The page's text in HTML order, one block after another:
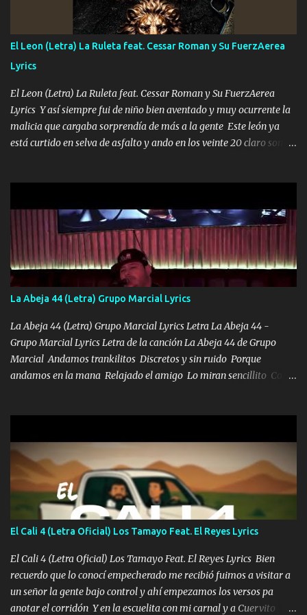
ahí está el Hombre Cuarenta y también Pariente 7 arreglan
cualquier problema no más es cuestión que ordené NOS HACE
FALTA UN HERMANO DE CLAVE ERA EL 24 SIEMPRE FUE UN
HOMBRE VALIENTE POR ALGO M'URIÓ PELEAND0 SIEMPRE
VIO POR LA FAMILIA PARA QUE SIGA EL LEGADO Es el DOS de
los HERMANOS un cerebro inteligente y com...
El Leon (Letra) La Ruleta feat. Cessar Roman y Su FuerzAerea
Lyrics
El Leon (Letra) La Ruleta feat. Cessar Roman y Su FuerzAerea
Lyrics Y así siempre fui de niño bien aventado y muy ocurrente la
malicia que cargaba sorprendía de más a la gente Este león ya
está curtido en selva de asfalto y ando en los veinte 20 claro son
pa más pues hay charola les voy a dar hasta topar pues no hay de
otra Música Surcando bien mi camino voy por mi línea no veo a
los lados aquel que no corre vuela no se me duerm voy chicoteado
Ya pasé varias hazañas ya tienen rato que me agarran el colmillo
de este León los estatales no sé esperaron Al tiro esta la PrimiZa
también la nueve que cargo al lado doy la mano al que su amigo y
al traicionero damos pa abajo Y No me paran aquí hay pa más
pues hay charola les voy a dar hasta topar pues no hay de otra...
La Abeja 44 (Letra) Grupo Marcial Lyrics
La Abeja 44 (Letra) Grupo Marcial Lyrics Letra La Abeja 44 -
Grupo Marcial Lyrics Letra de la canción La Abeja 44 de Grupo
Marcial Andamos trankilitos Discretos y sin ruido Porque
andamos en la mana Relajado el amigo Lo miran sencillito Con
coronamos Se jala los marciales Y sus guitarras ya van sonando
Un gallardo me prendo Para agarrar el vuelo y la mente y
tranquilizando Tomense un buen trago Y así es como empezamos
los versos que voy cantando (Music) A vido alta y bajas La carreta
se atora Pero nunca le aflojamos Ya me han pasado cosas Y
aunque ustedes no sepan Pero la vida es muy corta Hay que
echarle chingazos Y seguir trabajando porque nada es...
El Cali 4 (Letra Oficial) Los Tamayo Feat. El Reyes Lyrics
El Cali 4 (Letra Oficial) Los Tamayo Feat. El Reyes Lyrics Bien
recuerdo que lo conocí empecherado me recibió fuimos a visitar a
un señor la gente bajo control y ahí empezamos los versos pa
anotar el corridón Y en la escuelita con mi carnal y a Cuervito